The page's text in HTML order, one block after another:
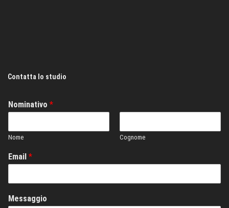
Contatta lo studio
Nominativo *
Nome Cognome
Email *
Messaggio